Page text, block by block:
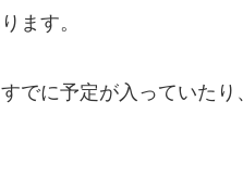
ます。
でに予定が入っていた